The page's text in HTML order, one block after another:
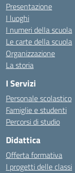
Presentazione
I luoghi
I numeri della scuola
Le carte della scuola
Organizzazione
La storia
I Servizi
Personale scolastico
Famiglie e studenti
Percorsi di studio
Didattica
Offerta formativa
I progetti delle classi